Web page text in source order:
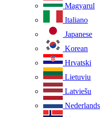
Magyarul
Italiano
Japanese
Korean
Hrvatski
Lietuviu
Latviešu
Nederlands